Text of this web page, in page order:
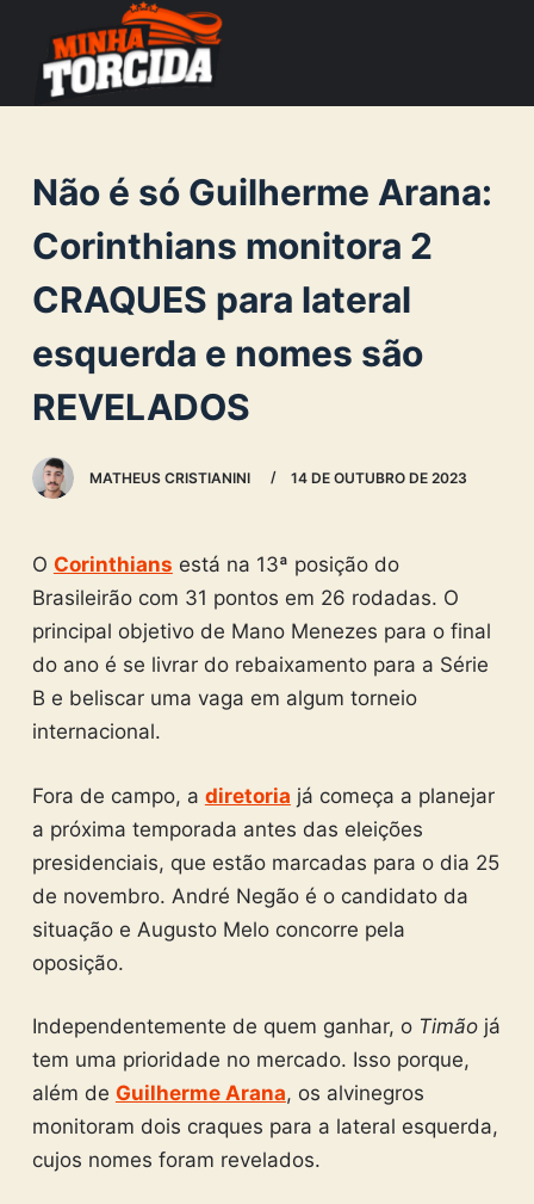
n
e
n
Não é só Guilherme Arana:
Corinthians monitora 2
CRAQUES para lateral
esquerda e nomes são
REVELADOS
MATHEUS CRISTIANINI 14 DE OUTUBRO DE 2023
O Corinthians está na 13ª posição do
Brasileirão com 31 pontos em 26 rodadas. O
principal objetivo de Mano Menezes para o final
do ano é se livrar do rebaixamento para a Série
B e beliscar uma vaga em algum torneio
internacional.
Fora de campo, a diretoria já começa a planejar
a próxima temporada antes das eleições
presidenciais, que estão marcadas para o dia 25
de novembro. André Negão é o candidato da
situação e Augusto Melo concorre pela
oposição.
Independentemente de quem ganhar, o Timãojá
tem uma prioridade no mercado. Isso porque,
além de Guilherme Arana, os alvinegros
monitoram dois craques para a lateral esquerda,
cujos nomes foram revelados.